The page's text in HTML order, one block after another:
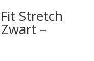
Stretch
–